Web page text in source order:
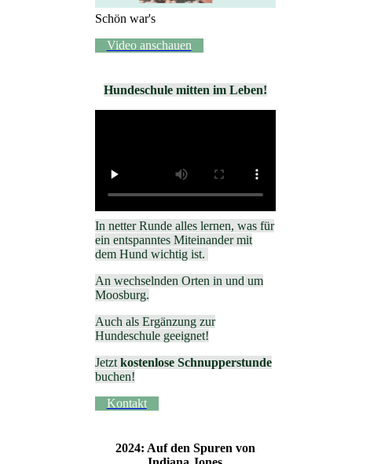
Schön war's
Video anschauen
Hundeschule mitten im Leben!
In netter Runde alles lernen, was für
ein entspanntes Miteinander mit
dem Hund wichtig ist.
An wechselnden Orten in und um
Moosburg.
Auch als Ergänzung zur
Hundeschule geeignet!
Jetzt kostenlose Schnupperstunde
buchen!
Kontakt
2024: Auf den Spuren von